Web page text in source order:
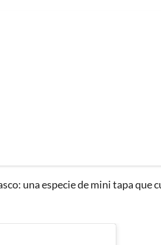
una especie de mini tapa que